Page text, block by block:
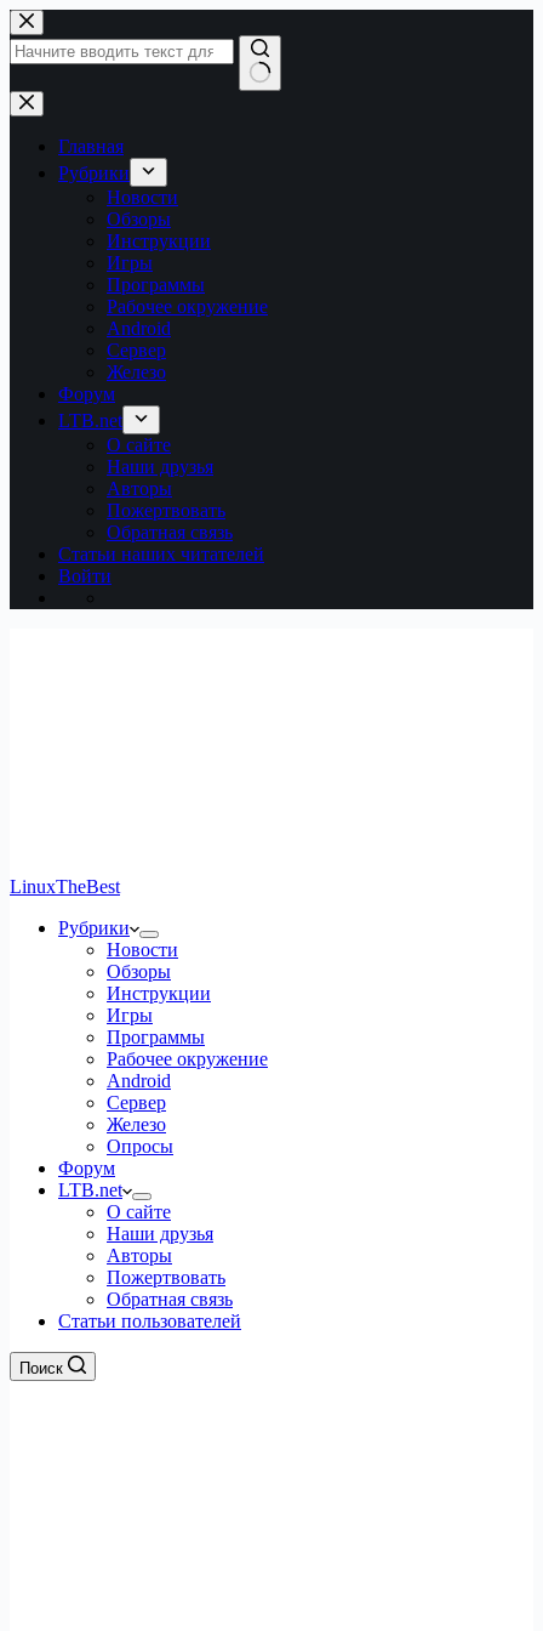
Перейти
к
сути
Ничего
не
найденоГлавная
Рубрики
Новости
Обзоры
Инструкции
Игры
Программы
Рабочее окружение
Android
Сервер
Железо
Форум
LTB.net
О сайте
Наши друзья
Авторы
Пожертвовать
Обратная связь
Статьи наших читателей
Войти
LinuxTheBest
Рубрики
Новости
Обзоры
Инструкции
Игры
Программы
Рабочее окружение
Android
Сервер
Железо
Опросы
Форум
LTB.net
О сайте
Наши друзья
Авторы
Пожертвовать
Обратная связь
Статьи пользователей
Поиск